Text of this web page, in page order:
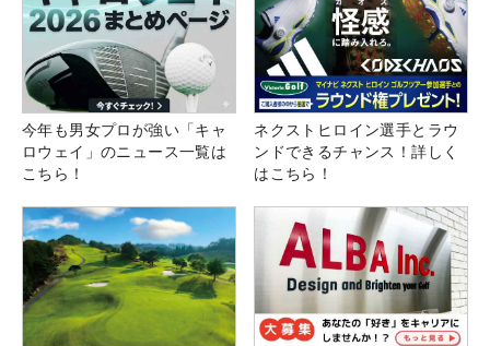
今年も男女プロが強い「キャ
ロウェイ」のニュース一覧は
こちら！
ネクストヒロイン選手とラウ
ンドできるチャンス！詳しく
はこちら！